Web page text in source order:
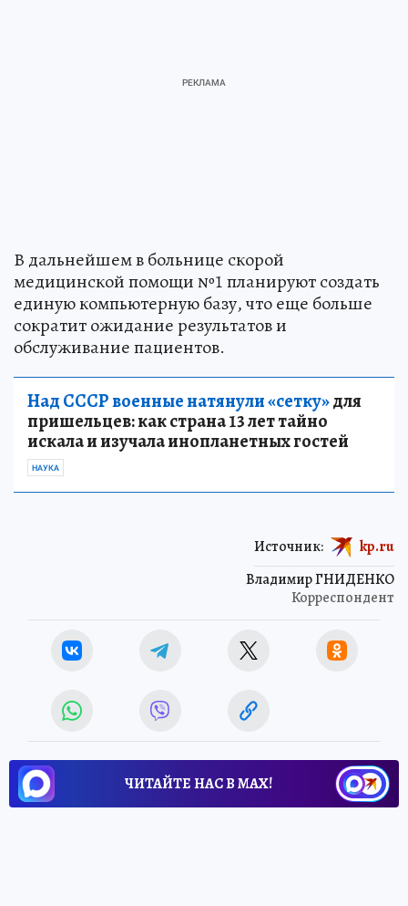
В дальнейшем в больнице скорой
медицинской помощи №1 планируют создать
единую компьютерную базу, что еще больше
сократит ожидание результатов и
обслуживание пациентов.
Над СССР военные натянули «сетку»для
пришельцев: как страна 13 лет тайно
искала и изучала инопланетных гостей
НАУКА
Владимир ГНИДЕНКО
Корреспондент
Источник: kp.ru
ЧИТАЙТЕ НАС В МАХ!